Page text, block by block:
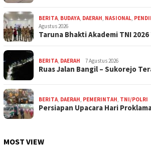
BERITA BUDAYA DAERAH NASIONAL
Agustus 2026
Taruna Bhakti Akademi TNI
BERITA DAERAH 7 Agustus 2026
Ruas Jalan Bangil – Sukorejo
BERITA DAERAH PEMERINTAH TNI/POLRI
Persiapan Upacara Hari
MOST VIEW